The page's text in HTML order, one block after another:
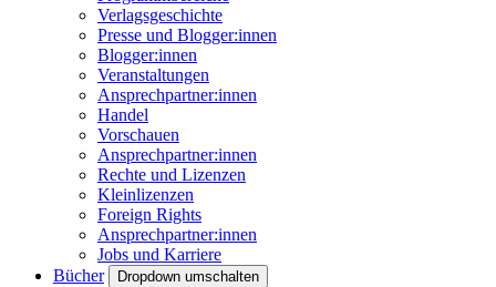
Verlagsgeschichte
Presse und Blogger:innen
Blogger:innen
Veranstaltungen
Ansprechpartner:innen
Handel
Vorschauen
Ansprechpartner:innen
Rechte und Lizenzen
Kleinlizenzen
Foreign Rights
Ansprechpartner:innen
Jobs und Karriere
Bücher
Dropdown umschalten